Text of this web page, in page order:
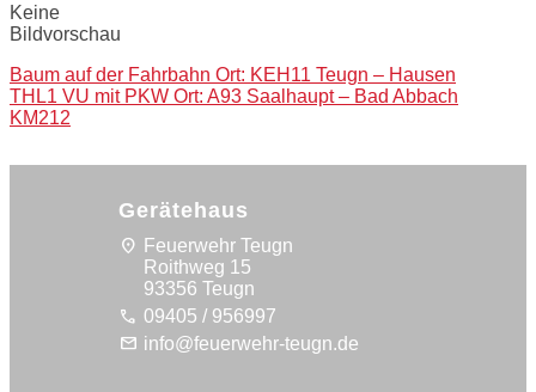
Keine
Bildvorschau
Post
navigation
Baum auf der Fahrbahn Ort: KEH11 Teugn – Hausen
THL1 VU mit PKW Ort: A93 Saalhaupt – Bad Abbach
KM212
Gerätehaus
location_on Feuerwehr Teugn
Roithweg 15
93356 Teugn
call 09405 / 956997
mail info@feuerwehr-teugn.de